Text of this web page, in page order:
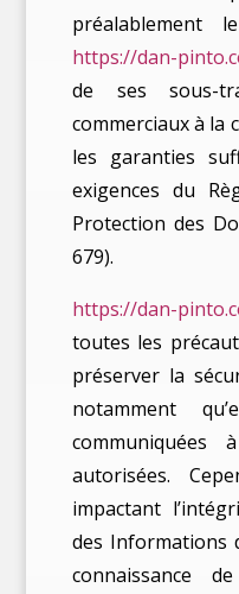
préalablement
https://dan-
de ses sous-
commerciaux à la
les garanties
exigences du
Protection des
679).
https://dan-
toutes les
préserver la
notamment
autorisées.
impactant
des Informations
connaissance